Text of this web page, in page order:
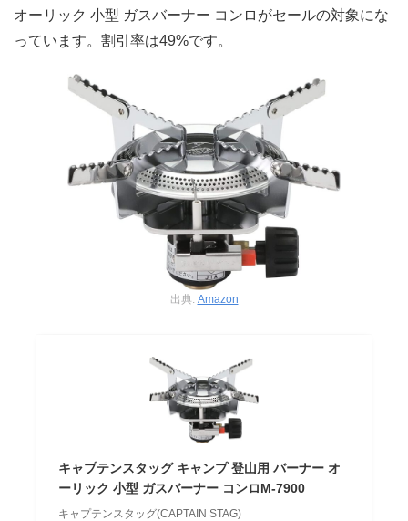
オーリック 小型 ガスバーナー コンロがセールの対象にな
っています。割引率は49%です。
出典: Amazon
キャプテンスタッグ キャンプ 登山用 バーナー オ
ーリック 小型 ガスバーナー コンロM-7900
キャプテンスタッグ(CAPTAIN STAG)